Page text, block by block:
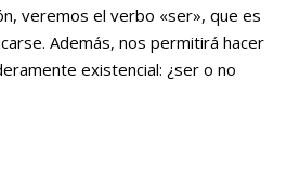
veremos el verbo «ser», que es
Además, nos permitirá hacer
existencial: ¿ser o no